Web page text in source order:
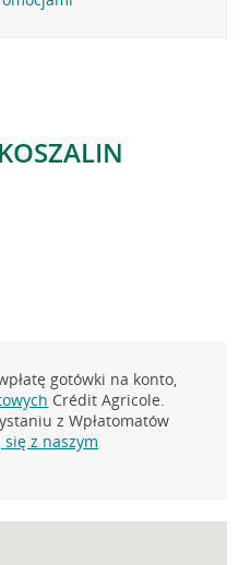
gotówki na konto,
Crédit Agricole.
z Wpłatomatów
z naszym